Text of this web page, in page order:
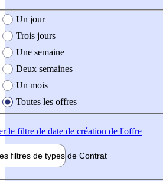
création de l'offre
Un jour
Trois jours
Une semaine
Deux semaines
Un mois
Toutes les offres
le filtre de date de création de l'offre
filtres de types de Contrat